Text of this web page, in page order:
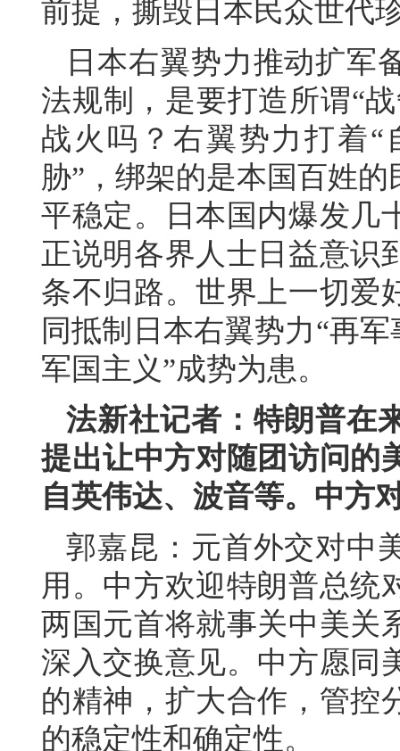
前提，撕毁日本民众世代
日本右翼势力推动扩军
法规制，是要打造所谓“
战火吗？右翼势力打着“
胁”，绑架的是本国百姓
平稳定。日本国内爆发几
正说明各界人士日益意识
条不归路。世界上一切爱
同抵制日本右翼势力“再
军国主义”成势为患。
法新社记者：特朗普在
提出让中方对随团访问的
自英伟达、波音等。中方
郭嘉昆：元首外交对中
用。中方欢迎特朗普总统
两国元首将就事关中美关
深入交换意见。中方愿同
的精神，扩大合作，管控
的稳定性和确定性。